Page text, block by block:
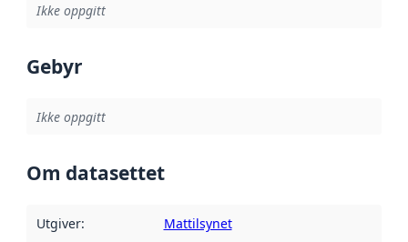
Ikke oppgitt
Gebyr
Ikke oppgitt
Om datasettet
Utgiver: Mattilsynet